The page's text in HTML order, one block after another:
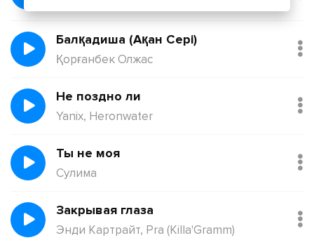
Балқадиша (Ақан Сері)
Қорғанбек Олжас
Не поздно ли
Yanix, Heronwater
Ты не моя
Сулима
Закрывая глаза
Энди Картрайт, Pra (Killa'Gramm)